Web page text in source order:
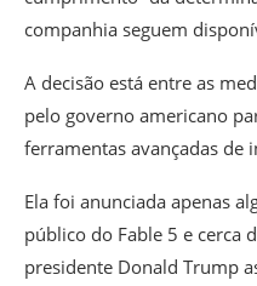
companhia seguem
A decisão está entre as
pelo governo americano
ferramentas avançadas de
Ela foi anunciada apenas
público do Fable 5 e cerca
presidente Donald Trump